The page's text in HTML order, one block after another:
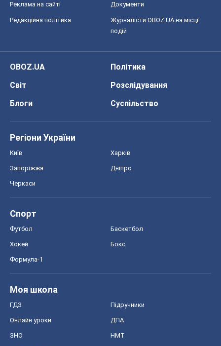
Реклама на сайті Документи
Редакційна політика
Журналісти OBOZ.UA на місці
подій
OBOZ.UA
Політика
Світ
Розслідування
Блоги
Суспільство
Регіони України
Київ Харків
Запоріжжя Дніпро
Черкаси
Спорт
Футбол Баскетбол
Хокей Бокс
Формула-1
Моя школа
ГДЗ Підручники
Онлайн уроки ДПА
ЗНО НМТ